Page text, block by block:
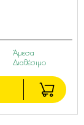
Άμεσα
Διαθέσιμο